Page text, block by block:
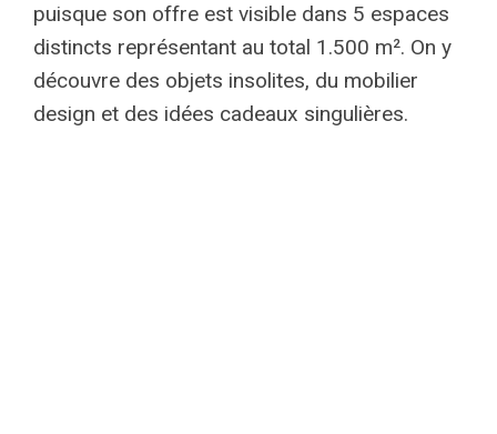
puisque son offre est visible dans 5 espaces
distincts représentant au total 1.500 m². On y
découvre des objets insolites, du mobilier
design et des idées cadeaux singulières.